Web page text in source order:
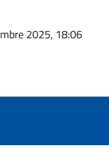
2025, 18:06